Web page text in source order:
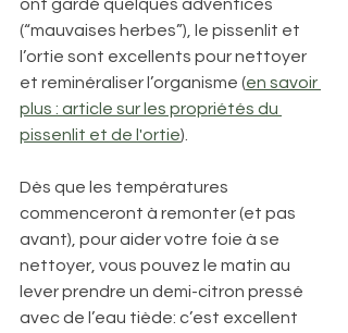
ont gardé quelques adventices
(“mauvaises herbes”), le pissenlit et
l’ortie sont excellents pour nettoyer
et reminéraliser l’organisme (en savoir
plus : article sur les propriétés du
pissenlit et de l'ortie).
Dès que les températures
commenceront à remonter (et pas
avant), pour aider votre foie à se
nettoyer, vous pouvez le matin au
lever prendre un demi-citron pressé
avec de l’eau tiède: c’est excellent